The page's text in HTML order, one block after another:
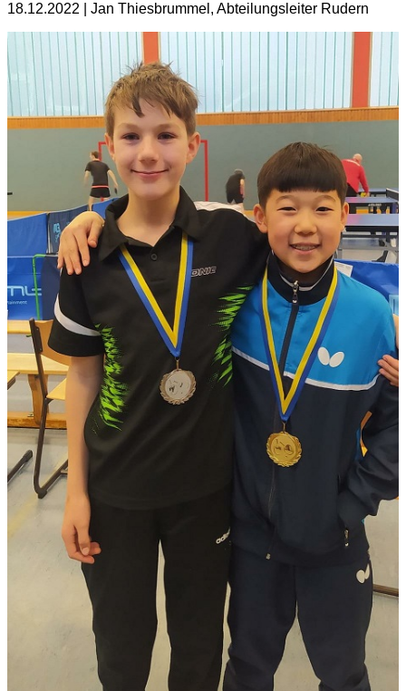
18.12.2022 | Jan Thiesbrummel, Abteilungsleiter Rudern